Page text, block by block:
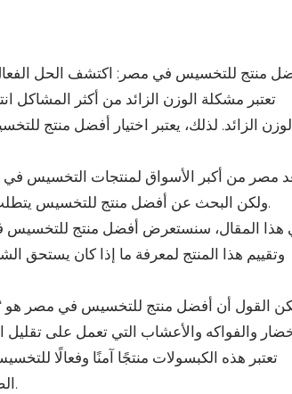
منتج للتخسيس في مصر: اكتشف الحل
تعتبر مشكلة الوزن الزائد من أكثر المشاكل
الزائد. لذلك، يعتبر اختيار أفضل منتج
مصر من أكبر الأسواق لمنتجات التخسيس في
ولكن البحث عن أفضل منتج للتخسيس يتطلب اهتماماً واسعاً لاختيار المنتج الذي يحقق النتائج المرجوة ويكون آمناً للاستخدام.
هذا المقال، سنستعرض أفضل منتج للتخسيس
وتقييم هذا المنتج لمعرفة ما إذا كان يستحق
القول أن أفضل منتج للتخسيس في مصر هو
تعتبر هذه الكبسولات منتجًا آمنًا وفعالًا
الصحة بشكل عام. كما أنها تتوفر بسهولة في الصيدليات والمتاجر الصحية في مصر.